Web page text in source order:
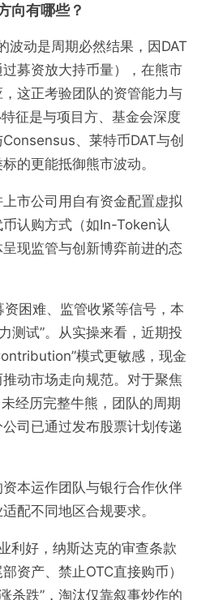
向有哪些？
波动是周期必然结果，因DAT
募资放大持币量），在熊市
这正考验团队的资管能力与
征是与项目方、基金会深度
、莱特币DAT与创
的更能抵御熊市波动。
市公司用自有资金配置虚拟
认购方式（如In-Token认
现监管与创新博弈前进的态
资困难、监管收紧等信号，本
测试”。从实操来看，近期投
模式更敏感，现金
动市场走向规范。对于聚焦
经历完整牛熊，团队的周期
司已通过发布股票计划传递
本运作团队与银行合作伙伴
配不同地区合规要求。
利好，纳斯达克的审查条款
资产、禁止OTC直接购币）
杀跌”，淘汰仅靠叙事炒作的